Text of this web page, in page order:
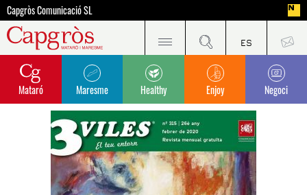
Capgròs Comunicació SL
Mataró Maresme Healthy Enjoy Negoci